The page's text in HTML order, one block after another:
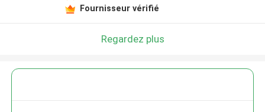
Fournisseur vérifié
Regardez plus